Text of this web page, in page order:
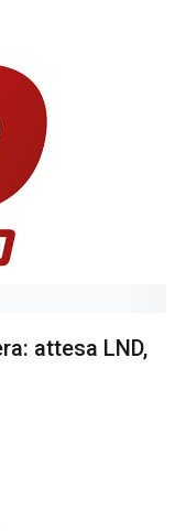
attesa LND,